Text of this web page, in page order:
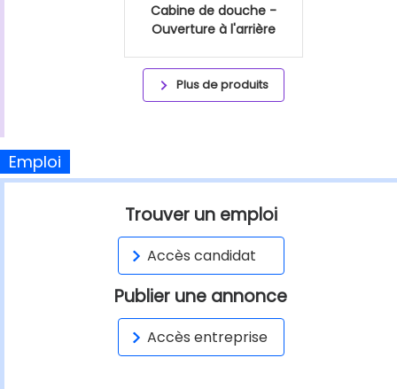
Cabine de douche -
Ouverture à l'arrière
Plus de produits
Emploi
Trouver un emploi
Accès candidat
Publier une annonce
Accès entreprise